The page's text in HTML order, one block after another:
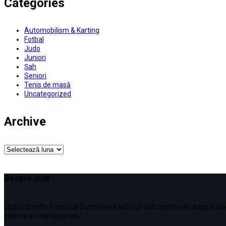
Automobilism & Karting
Fotbal
Judo
Juniori
Șah
Seniori
Tenis de masă
Uncategorized
Archive
Archive
Despre club
Clubul Sportiv Comunal Dumbrăvița este un club sportiv de drept
interne şi internaționale.